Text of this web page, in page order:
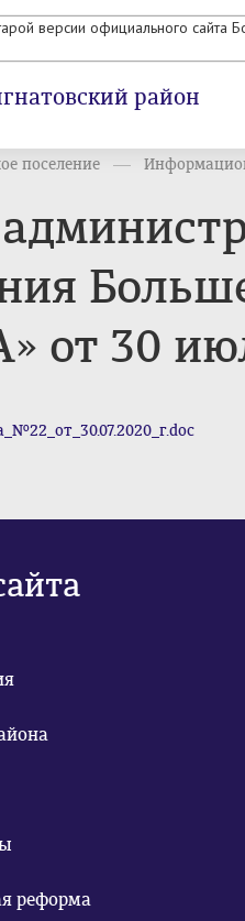
версии официального сайта
район
поселение
от 30
реформа